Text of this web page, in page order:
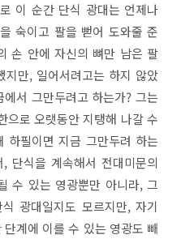
이 순간 단식 광대는 언제나
숙이고 팔을 뻗어 도와줄 준
손 안에 자신의 뼈만 남은 팔
지만, 일어서려고는 하지 않았
서 그만두려고 하는가? 그는
으로 오랫동안 지탱해 나갈 수
하필이면 지금 그만두려 하는
단식을 계속해서 전대미문의
수 있는 영광뿐만 아니라, 그
광대일지도 모르지만, 자기
계에 이를 수 있는 영광도 빼